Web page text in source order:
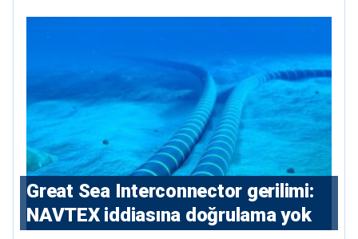
Great Sea Interconnector gerilimi:
NAVTEX iddiasına doğrulama yok